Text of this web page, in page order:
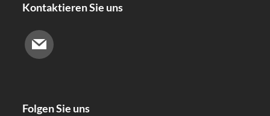
Kontaktieren Sie uns
Folgen Sie uns